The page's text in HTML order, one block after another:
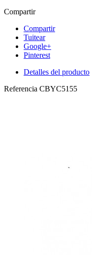
Compartir
Compartir
Tuitear
Google+
Pinterest
Detalles del producto
Referencia CBYC5155